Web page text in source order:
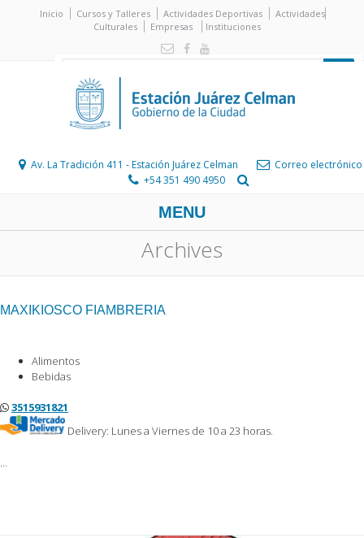
Inicio Cursos y Talleres Actividades Deportivas
Actividades
Culturales
Empresas Instituciones
Av. La Tradición 411 - Estación Juárez Celman
Correo electrónico
+54 351 490 4950
MENU
Archives
MAXIKIOSCO FIAMBRERIA
Alimentos
Bebidas
3515931821
Delivery: Lunes a Viernes de 10 a 23 horas.
…